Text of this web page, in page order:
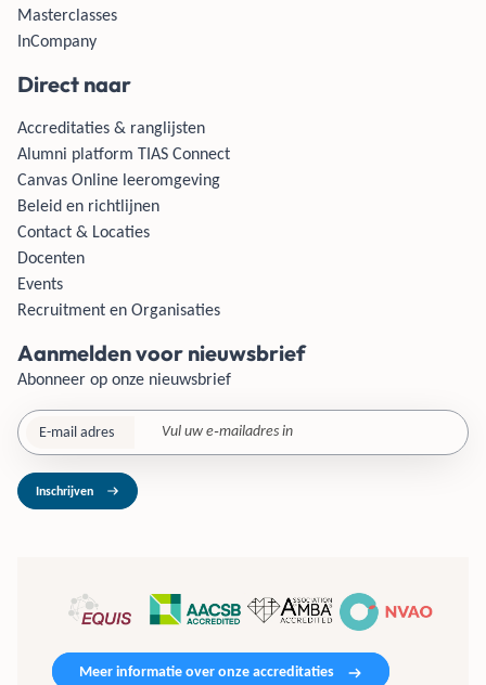
Masterclasses
InCompany
Direct naar
Accreditaties & ranglijsten
Alumni platform TIAS Connect
Canvas Online leeromgeving
Beleid en richtlijnen
Contact & Locaties
Docenten
Events
Recruitment en Organisaties
Aanmelden voor nieuwsbrief
Abonneer op onze nieuwsbrief
E-mail adres
Inschrijven
Meer informatie over onze accreditaties